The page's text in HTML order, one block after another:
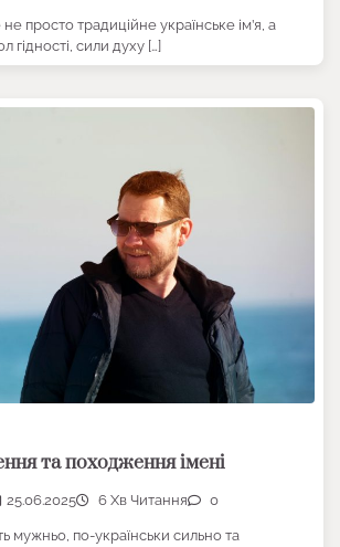
просто традиційне українське ім’я, а
гідності, сили духу […]
та походження імені
25.06.2025 6 Хв Читання 0
мужньо, по-українськи сильно та